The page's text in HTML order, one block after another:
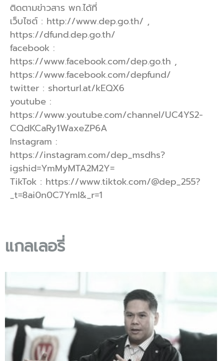
ติดตามข่าวสาร พก.ได้ที่
เว็บไซต์ : http://www.dep.go.th/ ,
https://dfund.dep.go.th/
facebook :
https://www.facebook.com/dep.go.th ,
https://www.facebook.com/depfund/
twitter : shorturl.at/kEQX6
youtube :
https://www.youtube.com/channel/UC4YS2-
CQdKCaRy1WaxeZP6A
Instagram :
https://instagram.com/dep_msdhs?
igshid=YmMyMTA2M2Y=
TikTok : https://www.tiktok.com/@dep_255?
_t=8ai0n0C7YmI&_r=1
แกลเลอรี่